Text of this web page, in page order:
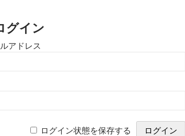
グイン
アドレス
ログイン状態を保存する